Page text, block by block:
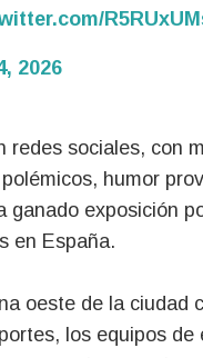
2026
sociales, con
humor
exposición
en España.
oeste de la ciudad
los equipos